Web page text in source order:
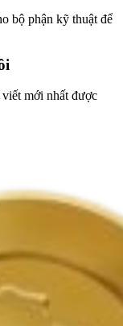
bộ phận kỹ thuật để
mới nhất được